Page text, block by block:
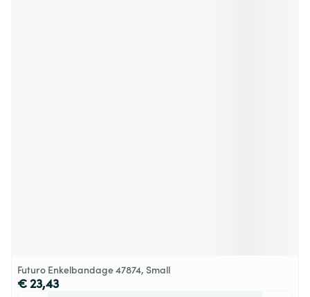
Futuro Enkelbandage 47874, Small
€ 23,43